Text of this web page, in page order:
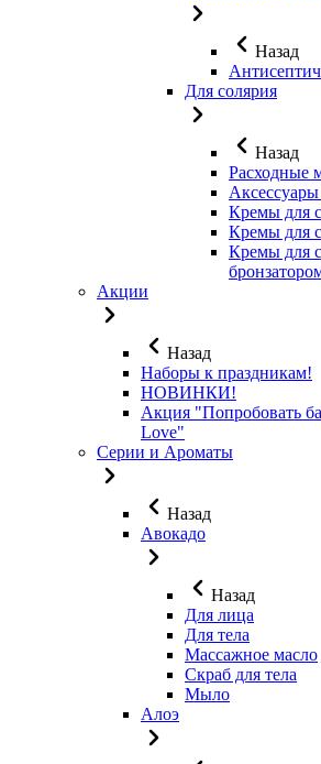
Назад
Для солярия
Назад
Расходные
Кремы для
Кремы для
Кремы для
Акции
Назад
Наборы к праздникам!
НОВИНКИ!
Акция "Попробовать
Love"
Серии и Ароматы
Назад
Авокадо
Назад
Для лица
Для тела
Массажное масло
Скраб для тела
Мыло
Алоэ